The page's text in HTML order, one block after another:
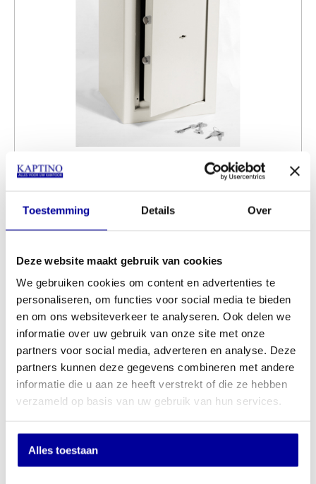
Toestemming Details Over
Deze website maakt gebruik van cookies
We gebruiken cookies om content en advertenties te
personaliseren, om functies voor social media te bieden
en om ons websiteverkeer te analyseren. Ook delen we
informatie over uw gebruik van onze site met onze
partners voor social media, adverteren en analyse. Deze
partners kunnen deze gegevens combineren met andere
informatie die u aan ze heeft verstrekt of die ze hebben
verzameld op basis van uw gebruik van hun services.
Alles toestaan
€598,95
EX BTW: 420,79